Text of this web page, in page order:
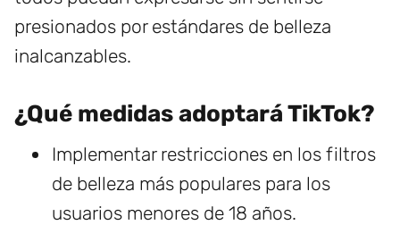
presionados por estándares de belleza
inalcanzables.
¿Qué medidas adoptará TikTok?
Implementar restricciones en los filtros
de belleza más populares para los
usuarios menores de 18 años.